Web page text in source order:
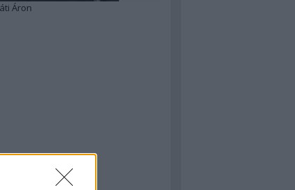
Áron